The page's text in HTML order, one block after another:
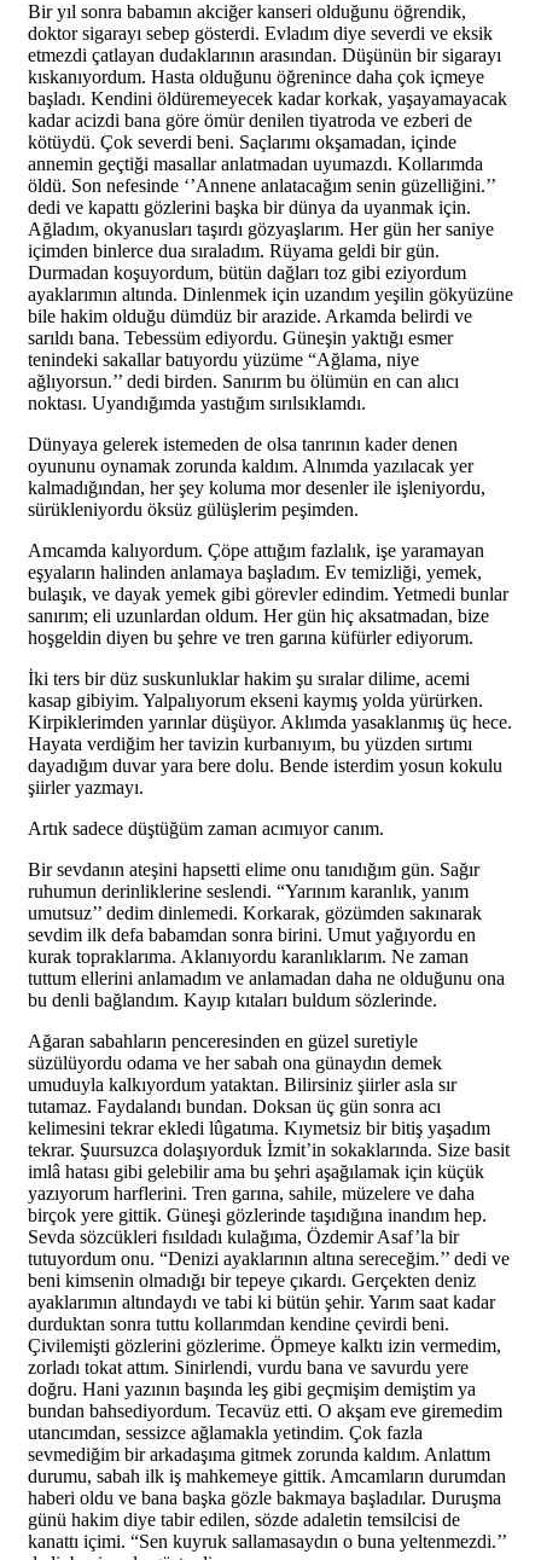
Bir yıl sonra babamın akciğer kanseri olduğunu öğrendik,
doktor sigarayı sebep gösterdi. Evladım diye severdi ve eksik
etmezdi çatlayan dudaklarının arasından. Düşünün bir sigarayı
kıskanıyordum. Hasta olduğunu öğrenince daha çok içmeye
başladı. Kendini öldüremeyecek kadar korkak, yaşayamayacak
kadar acizdi bana göre ömür denilen tiyatroda ve ezberi de
kötüydü. Çok severdi beni. Saçlarımı okşamadan, içinde
annemin geçtiği masallar anlatmadan uyumazdı. Kollarımda
öldü. Son nefesinde ‘’Annene anlatacağım senin güzelliğini.’’
dedi ve kapattı gözlerini başka bir dünya da uyanmak için.
Ağladım, okyanusları taşırdı gözyaşlarım. Her gün her saniye
içimden binlerce dua sıraladım. Rüyama geldi bir gün.
Durmadan koşuyordum, bütün dağları toz gibi eziyordum
ayaklarımın altında. Dinlenmek için uzandım yeşilin gökyüzüne
bile hakim olduğu dümdüz bir arazide. Arkamda belirdi ve
sarıldı bana. Tebessüm ediyordu. Güneşin yaktığı esmer
tenindeki sakallar batıyordu yüzüme “Ağlama, niye
ağlıyorsun.’’ dedi birden. Sanırım bu ölümün en can alıcı
noktası. Uyandığımda yastığım sırılsıklamdı.
Dünyaya gelerek istemeden de olsa tanrının kader denen
oyununu oynamak zorunda kaldım. Alnımda yazılacak yer
kalmadığından, her şey koluma mor desenler ile işleniyordu,
sürükleniyordu öksüz gülüşlerim peşimden.
Amcamda kalıyordum. Çöpe attığım fazlalık, işe yaramayan
eşyaların halinden anlamaya başladım. Ev temizliği, yemek,
bulaşık, ve dayak yemek gibi görevler edindim. Yetmedi bunlar
sanırım; eli uzunlardan oldum. Her gün hiç aksatmadan, bize
hoşgeldin diyen bu şehre ve tren garına küfürler ediyorum.
İki ters bir düz suskunluklar hakim şu sıralar dilime, acemi
kasap gibiyim. Yalpalıyorum ekseni kaymış yolda yürürken.
Kirpiklerimden yarınlar düşüyor. Aklımda yasaklanmış üç hece.
Hayata verdiğim her tavizin kurbanıyım, bu yüzden sırtımı
dayadığım duvar yara bere dolu. Bende isterdim yosun kokulu
şiirler yazmayı.
Artık sadece düştüğüm zaman acımıyor canım.
Bir sevdanın ateşini hapsetti elime onu tanıdığım gün. Sağır
ruhumun derinliklerine seslendi. “Yarınım karanlık, yanım
umutsuz’’ dedim dinlemedi. Korkarak, gözümden sakınarak
sevdim ilk defa babamdan sonra birini. Umut yağıyordu en
kurak topraklarıma. Aklanıyordu karanlıklarım. Ne zaman
tuttum ellerini anlamadım ve anlamadan daha ne olduğunu ona
bu denli bağlandım. Kayıp kıtaları buldum sözlerinde.
Ağaran sabahların penceresinden en güzel suretiyle
süzülüyordu odama ve her sabah ona günaydın demek
umuduyla kalkıyordum yataktan. Bilirsiniz şiirler asla sır
tutamaz. Faydalandı bundan. Doksan üç gün sonra acı
kelimesini tekrar ekledi lûgatıma. Kıymetsiz bir bitiş yaşadım
tekrar. Şuursuzca dolaşıyorduk İzmit’in sokaklarında. Size basit
imlâ hatası gibi gelebilir ama bu şehri aşağılamak için küçük
yazıyorum harflerini. Tren garına, sahile, müzelere ve daha
birçok yere gittik. Güneşi gözlerinde taşıdığına inandım hep.
Sevda sözcükleri fısıldadı kulağıma, Özdemir Asaf’la bir
tutuyordum onu. “Denizi ayaklarının altına sereceğim.’’ dedi ve
beni kimsenin olmadığı bir tepeye çıkardı. Gerçekten deniz
ayaklarımın altındaydı ve tabi ki bütün şehir. Yarım saat kadar
durduktan sonra tuttu kollarımdan kendine çevirdi beni.
Çivilemişti gözlerini gözlerime. Öpmeye kalktı izin vermedim,
zorladı tokat attım. Sinirlendi, vurdu bana ve savurdu yere
doğru. Hani yazının başında leş gibi geçmişim demiştim ya
bundan bahsediyordum. Tecavüz etti. O akşam eve giremedim
utancımdan, sessizce ağlamakla yetindim. Çok fazla
sevmediğim bir arkadaşıma gitmek zorunda kaldım. Anlattım
durumu, sabah ilk iş mahkemeye gittik. Amcamların durumdan
haberi oldu ve bana başka gözle bakmaya başladılar. Duruşma
günü hakim diye tabir edilen, sözde adaletin temsilcisi de
kanattı içimi. “Sen kuyruk sallamasaydın o buna yeltenmezdi.’’